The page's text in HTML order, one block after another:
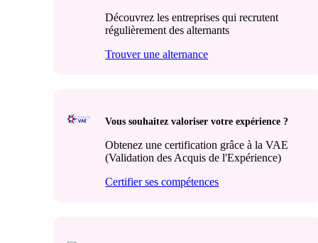
Découvrez les entreprises qui recrutent
régulièrement des alternants
Trouver une alternance
Vous souhaitez valoriser votre expérience ?
Obtenez une certification grâce à la VAE
(Validation des Acquis de l'Expérience)
Certifier ses compétences